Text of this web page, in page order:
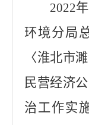
2022
环境分局
〈淮北市
民营经济
治工作实